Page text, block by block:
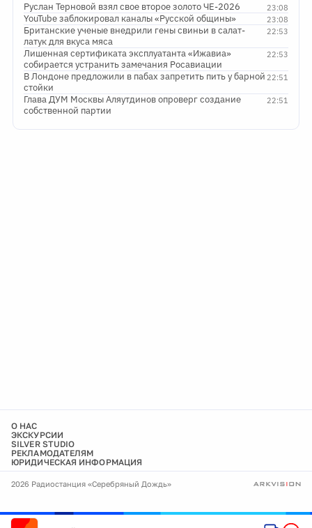
23:08
Руслан Терновой взял свое второе золото ЧЕ-2026
23:08
YouTube заблокировал каналы «Русской общины»
22:53
Британские ученые внедрили гены свиньи в салат-
латук для вкуса мяса
22:53
Лишенная сертификата эксплуатанта «Ижавиа»
собирается устранить замечания Росавиации
22:51
В Лондоне предложили в пабах запретить пить у барной
стойки
22:51
Глава ДУМ Москвы Аляутдинов опроверг создание
собственной партии
О НАС
ЭКСКУРСИИ
SILVER STUDIO
РЕКЛАМОДАТЕЛЯМ
ЮРИДИЧЕСКАЯ ИНФОРМАЦИЯ
2026 Радиостанция «Серебряный Дождь»